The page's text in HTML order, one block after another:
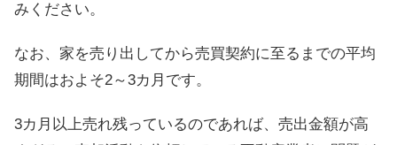
みください。
なお、家を売り出してから売買契約に至るまでの平均
期間はおよそ2～3カ月です。
3カ月以上売れ残っているのであれば、売出金額が高